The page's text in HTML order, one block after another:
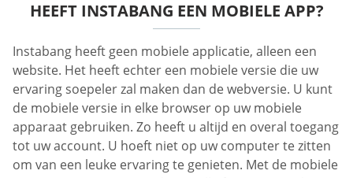
HEEFT INSTABANG EEN MOBIELE APP?
Instabang heeft geen mobiele applicatie, alleen een
website. Het heeft echter een mobiele versie die uw
ervaring soepeler zal maken dan de webversie. U kunt
de mobiele versie in elke browser op uw mobiele
apparaat gebruiken. Zo heeft u altijd en overal toegang
tot uw account. U hoeft niet op uw computer te zitten
om van een leuke ervaring te genieten. Met de mobiele